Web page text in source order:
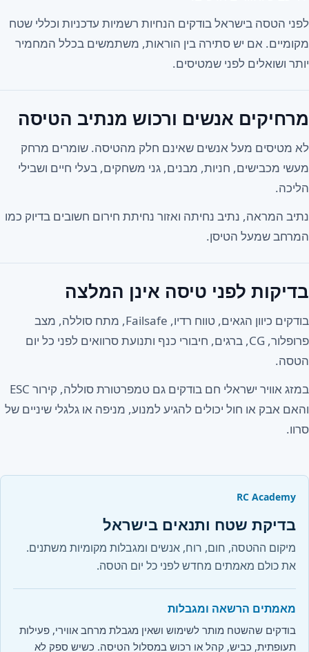
לפני הטסה בישראל בודקים הנחיות רשמיות עדכניות וכללי שטח
מקומיים. אם יש סתירה בין הוראות, משתמשים בכלל המחמיר
יותר ושואלים לפני שמטיסים.
מרחיקים אנשים ורכוש מנתיב הטיסה
לא מטיסים מעל אנשים שאינם חלק מהטיסה. שומרים מרחק
מעשי מכבישים, חניות, מבנים, גני משחקים, בעלי חיים ושבילי
הליכה.
נתיב המראה, נתיב נחיתה ואזור נחיתת חירום חשובים בדיוק כמו
המרחב שמעל הטיסן.
בדיקות לפני טיסה אינן המלצה
בודקים כיוון הגאים, טווח רדיו, Failsafe, מתח סוללה, מצב
פרופלור, CG, ברגים, חיבורי כנף ותנועת סרוואים לפני כל יום
הטסה.
במזג אוויר ישראלי חם בודקים גם טמפרטורת סוללה, קירור ESC
והאם אבק או חול יכולים להגיע למנוע, מניפה או גלגלי שיניים של
סרוו.
RC Academy
בדיקת שטח ותנאים בישראל
מיקום ההטסה, חום, רוח, אנשים ומגבלות מקומיות משתנים.
את כולם מאמתים מחדש לפני כל יום הטסה.
מאמתים הרשאה ומגבלות
בודקים שהשטח מותר לשימוש ושאין מגבלת מרחב אווירי, פעילות
תעופתית, כביש, קהל או רכוש במסלול הטיסה. כשיש ספק לא